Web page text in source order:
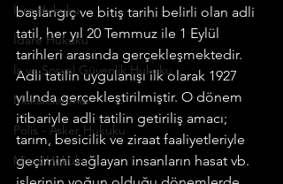
İcra Hukuku
İdare Hukuku
İş ve Sosyal Güvenlik Hukuku
Makalelerimiz
Polis - Asker Hukuku
Miras Hukuku
başlangıç ve bitiş tarihi belirli olan adli
tatil, her yıl 20 Temmuz ile 1 Eylül
tarihleri arasında gerçekleşmektedir.
Adli tatilin uygulanışı ilk olarak 1927
yılında gerçekleştirilmiştir. O dönem
itibariyle adli tatilin getiriliş amacı;
tarım, besicilik ve ziraat faaliyetleriyle
geçimini sağlayan insanların hasat vb.